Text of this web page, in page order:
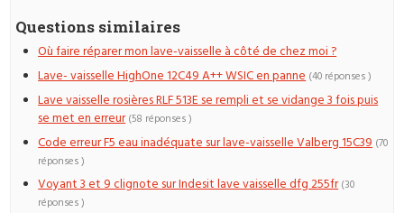
Questions similaires
Où faire réparer mon lave-vaisselle à côté de chez moi ?
Lave- vaisselle HighOne 12C49 A++ WSIC en panne (40 réponses )
Lave vaisselle rosières RLF 513E se rempli et se vidange 3 fois puis
se met en erreur (58 réponses )
Code erreur F5 eau inadéquate sur lave-vaisselle Valberg 15C39 (70
réponses )
Voyant 3 et 9 clignote sur Indesit lave vaisselle dfg 255fr (30
réponses )